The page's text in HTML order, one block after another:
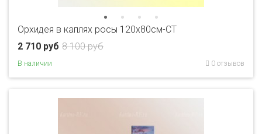
Орхидея в каплях росы 120х80см-CT
8 100 руб
2 710 руб
В наличии 0 отзывов